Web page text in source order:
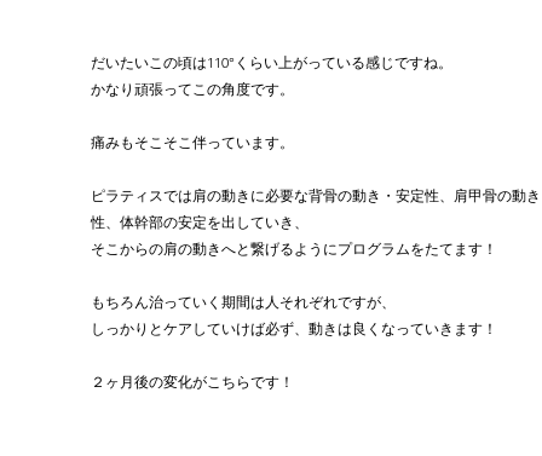
だいたいこの頃は110°くらい上がっている感じですね。
かなり頑張ってこの角度です。
痛みもそこそこ伴っています。
ピラティスでは肩の動きに必要な背骨の動き・安定性、肩甲骨の動
性、体幹部の安定を出していき、
そこからの肩の動きへと繋げるようにプログラムをたてます！
もちろん治っていく期間は人それぞれですが、
しっかりとケアしていけば必ず、動きは良くなっていきます！
２ヶ月後の変化がこちらです！